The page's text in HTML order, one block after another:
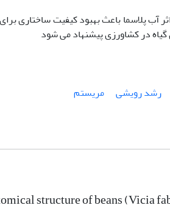
آب پلاسما باعثبهبود کیفیت ساختاری
گیاه در کشاورزی پیشنهاد می شود
رشد رویشی
مریستم
structure of beans (Vicia